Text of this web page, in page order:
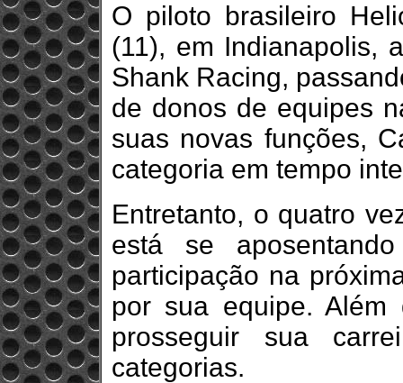
O piloto brasileiro
(11), em Indianapolis,
Shank Racing,
de donos de equipes
suas novas funções,
categoria em tempo
Entretanto, o quatro
está se
participação na
por sua equipe. Além
prosseguir sua
categorias.